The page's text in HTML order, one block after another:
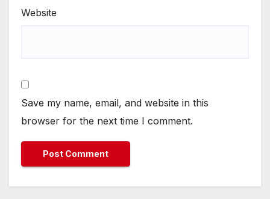
Website
Save my name, email, and website in this
browser for the next time I comment.